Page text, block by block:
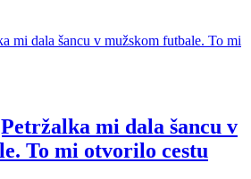
mi dala šancu v
To mi otvorilo cestu